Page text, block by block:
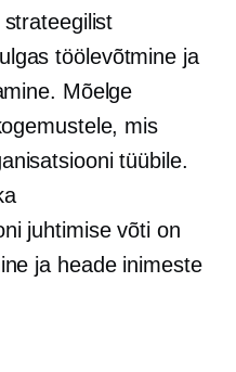
töölevõtmine ja
Mõelge
mis
tüübile.
juhtimise võti on
ja heade inimeste